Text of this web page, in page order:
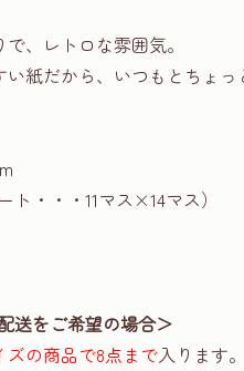
、レトロな雰囲気。
紙だから、いつもとちょ
・・・11マス×14マス）
送をご希望の場合＞
ズの商品で8点まで入ります。